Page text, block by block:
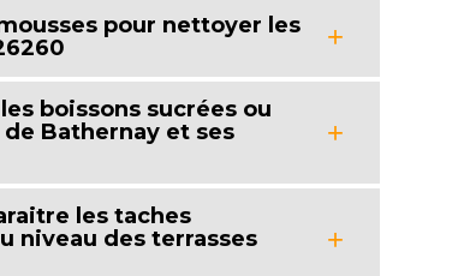
pour nettoyer les
boissons sucrées ou
Bathernay et ses
les taches
niveau des terrasses